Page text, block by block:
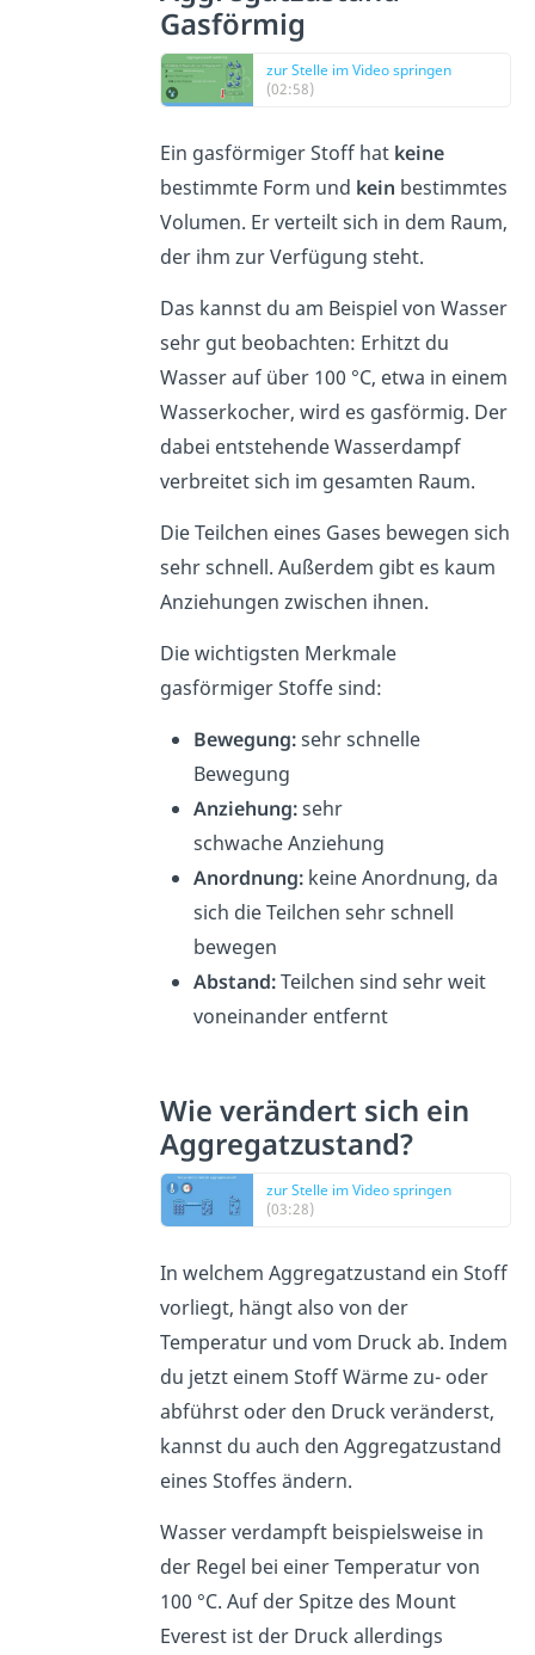
Gasförmig
zur Stelle im Video springen
(02:58)
Ein gasförmiger Stoff hat keine
bestimmte Form und kein bestimmtes
Volumen. Er verteilt sich in dem Raum,
der ihm zur Verfügung steht.
Das kannst du am Beispiel von Wasser
sehr gut beobachten: Erhitzt du
Wasser auf über 100 °C, etwa in einem
Wasserkocher, wird es gasförmig. Der
dabei entstehende Wasserdampf
verbreitet sich im gesamten Raum.
Die Teilchen eines Gases bewegen sich
sehr schnell. Außerdem gibt es kaum
Anziehungen zwischen ihnen.
Die wichtigsten Merkmale
gasförmiger Stoffe sind:
Bewegung:sehr schnelle
Bewegung
Anziehung:sehr
schwache Anziehung
Anordnung: keine Anordnung, da
sich die Teilchen sehr schnell
bewegen
Abstand:Teilchen sind sehr weit
voneinander entfernt
Wie verändert sich ein
Aggregatzustand?
zur Stelle im Video springen
(03:28)
In welchem Aggregatzustand ein Stoff
vorliegt, hängt also von der
Temperatur und vom Druck ab. Indem
du jetzt einem Stoff Wärme zu- oder
abführst oder den Druck veränderst,
kannst du auch den Aggregatzustand
eines Stoffes ändern.
Wasser verdampft beispielsweise in
der Regel bei einer Temperatur von
100 °C. Auf der Spitze des Mount
Everest ist der Druck allerdings